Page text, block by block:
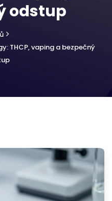
odstup
THCP, vaping a bezpečný